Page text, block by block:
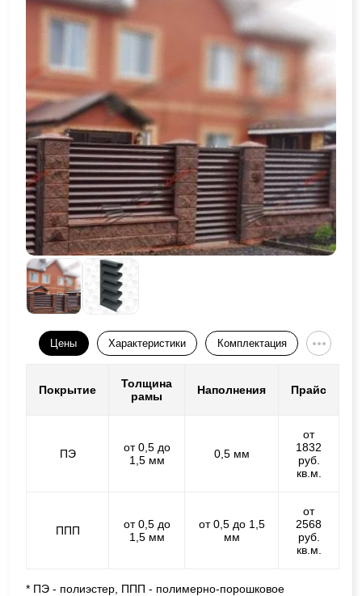
Цены Характеристики Комплектация
Покрытие
Толщина
рамы
Наполнения Прайс
ПЭ
от 0,5 до
1,5 мм
0,5 мм
от
1832
руб.
кв.м.
ППП
от 0,5 до
1,5 мм
от 0,5 до 1,5
мм
от
2568
руб.
кв.м.
* ПЭ - полиэстер, ППП - полимерно-порошковое